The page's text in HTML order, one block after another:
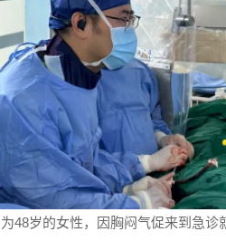
48岁的女性，因胸闷气促来到急